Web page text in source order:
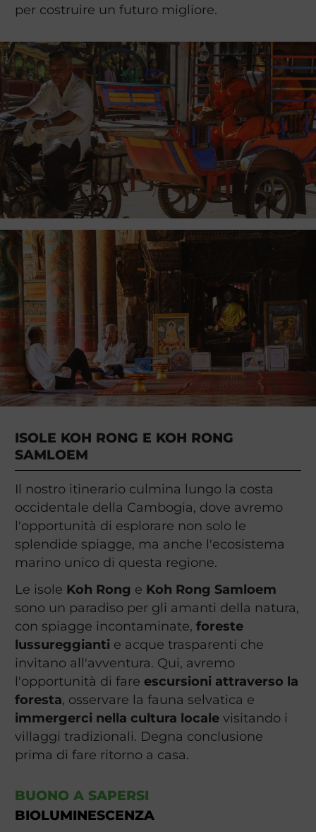
per costruire un futuro migliore.
ISOLE KOH RONG E KOH RONG
SAMLOEM
Il nostro itinerario culmina lungo la costa
occidentale della Cambogia, dove avremo
l'opportunità di esplorare non solo le
splendide spiagge, ma anche l'ecosistema
marino unico di questa regione.
Le isole Koh Rong e Koh Rong Samloem
sono un paradiso per gli amanti della natura,
con spiagge incontaminate, foreste
lussureggiantie acque trasparenti che
invitano all'avventura. Qui, avremo
l'opportunità di fare escursioni attraverso la
foresta, osservare la fauna selvatica e
immergerci nella cultura localevisitando i
villaggi tradizionali. Degna conclusione
prima di fare ritorno a casa.
BUONO A SAPERSI
BIOLUMINESCENZA